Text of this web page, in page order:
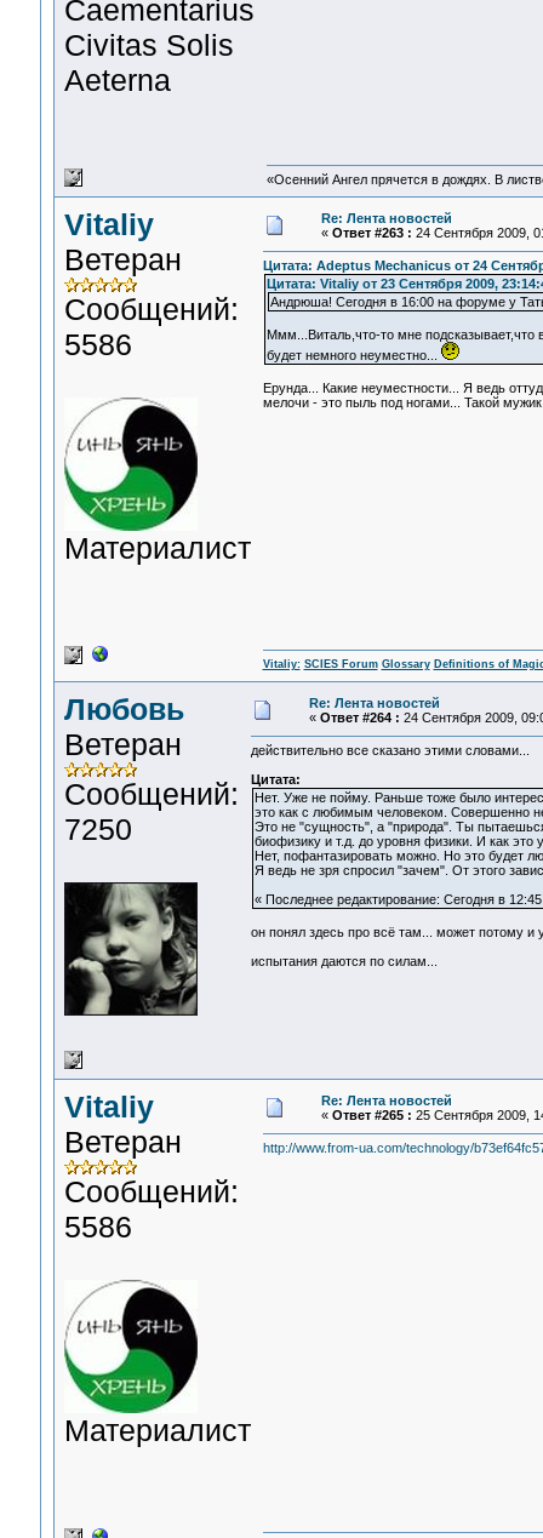
Сaementarius
Civitas Solis
Aeterna
«Осенний Ангел прячется в дождях. В
Vitaliy
Ветеран
Сообщений:
5586
Материалист
Re: Лента новостей
« Ответ #263 : 24 Сентября 2009,
Цитата: Adeptus Mechanicus от 24
Цитата: Vitaliy от 23 Сентября 2009,
Андрюша! Сегодня в 16:00 на форуме у
Ммм...Виталь,что-то мне подсказывает,что
будет немного неуместно...
Ерунда... Какие неуместности... Я ведь
мелочи - это пыль под ногами... Такой
Vitaliy: SCIES Forum Glossary Definitions of
Любовь
Ветеран
Сообщений:
7250
Re: Лента новостей
« Ответ #264 : 24 Сентября 2009,
действительно все сказано этими словами...
Цитата:
Нет. Уже не пойму. Раньше тоже было
это как с любимым человеком. Совершенно
Это не "сущность", а "природа". Ты
биофизику и т.д. до уровня физики. И как это
Нет, пофантазировать можно. Но это будет
Я ведь не зря спросил "зачем". От этого
« Последнее редактирование: Сегодня в
он понял здесь про всё там... может потому и
испытания даются по силам...
Vitaliy
Ветеран
Сообщений:
5586
Материалист
Re: Лента новостей
« Ответ #265 : 25 Сентября 2009,
http://www.from-ua.com/technology/